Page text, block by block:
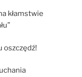
kłamstwie
oszczędź!